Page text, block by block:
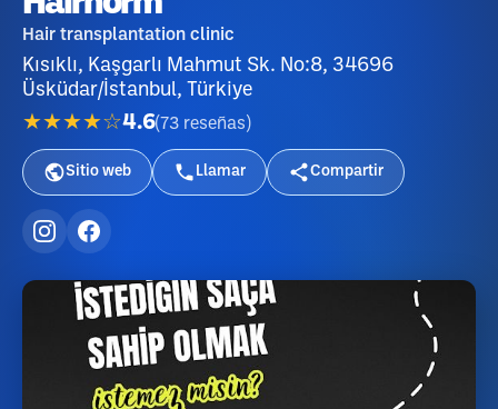
Hair transplantation clinic
Kısıklı, Kaşgarlı Mahmut Sk. No:8, 34696
Üsküdar/İstanbul, Türkiye
★★★★☆4.6(73 reseñas )
Sitio web Llamar Compartir